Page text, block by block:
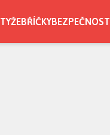
ŽEBŘÍČKYBEZPEČNOST